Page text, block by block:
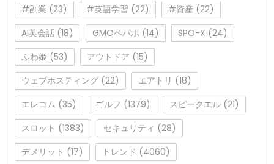
#副業 (23) #英語学習 (22) #資産 (22)
AI英会話(18) GMOペパボ (14) SPO-X (24)
ふわ姫(53) アウトドア (15)
ウェブホスティング(22) エアトリ (18)
エレコム (35) ゴルフ (1379) スピークエル(21)
スロット (1383) セキュリティ (28)
デメリット (17) トレンド (4060)